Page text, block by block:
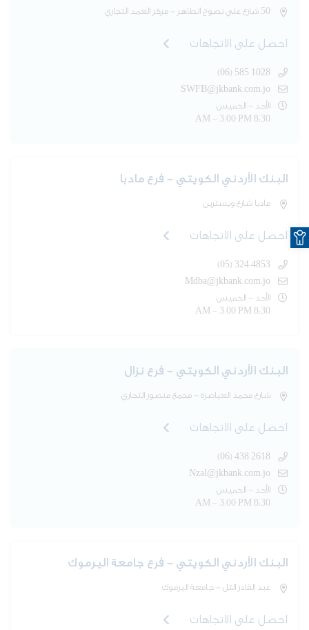
50 شارع علي نصوح الطاهر - مركز العمد التجاري
احصل على الاتجاهات
(06) 585 1028
SWFB@jkbank.com.jo
الأحد - الخميس
8:30 AM - 3:00 PM
البنك الأردني الكويتي - فرع مادبا
مادبا شارع ويسترين
احصل على الاتجاهات
(05) 324 4853
Mdba@jkbank.com.jo
الأحد - الخميس
8:30 AM - 3:00 PM
البنك الأردني الكويتي - فرع نزال
شارع محمد العياصرة - مجمع منصور التجاري
احصل على الاتجاهات
(06) 438 2618
Nzal@jkbank.com.jo
الأحد - الخميس
8:30 AM - 3:00 PM
البنك الأردني الكويتي - فرع جامعة اليرموك
عبد القادر التل - جامعة اليرموك
احصل على الاتجاهات